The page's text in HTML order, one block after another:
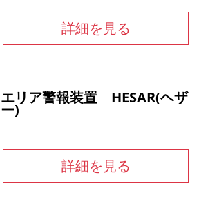
詳細を見る
エリア警報装置 HESAR(ヘザ
ー)
詳細を見る